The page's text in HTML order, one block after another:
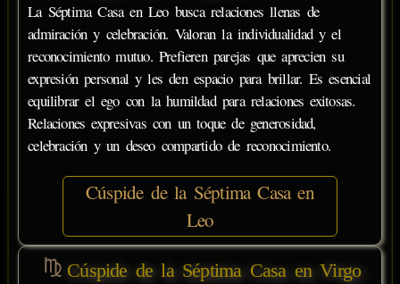
La Séptima Casa en Leo busca relaciones llenas de
admiración y celebración. Valoran la individualidad y el
reconocimiento mutuo. Prefieren parejas que aprecien su
expresión personal y les den espacio para brillar. Es esencial
equilibrar el ego con la humildad para relaciones exitosas.
Relaciones expresivas con un toque de generosidad,
celebración y un deseo compartido de reconocimiento.
Cúspide de la Séptima Casa en
Leo
Cúspide de la Séptima Casa en Virgo